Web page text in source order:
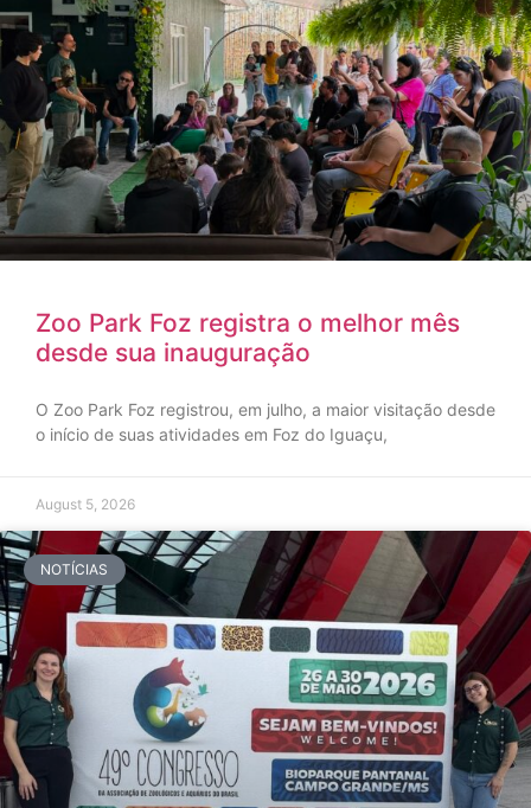
Zoo Park Foz registra o melhor mês
desde sua inauguração
O Zoo Park Foz registrou, em julho, a maior visitação desde
o início de suas atividades em Foz do Iguaçu,
August 5, 2026
NOTÍCIAS